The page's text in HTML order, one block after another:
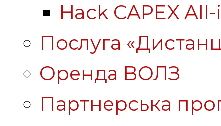
Hack CAPEX
Послуга
Оренда ВОЛЗ
Партнерська